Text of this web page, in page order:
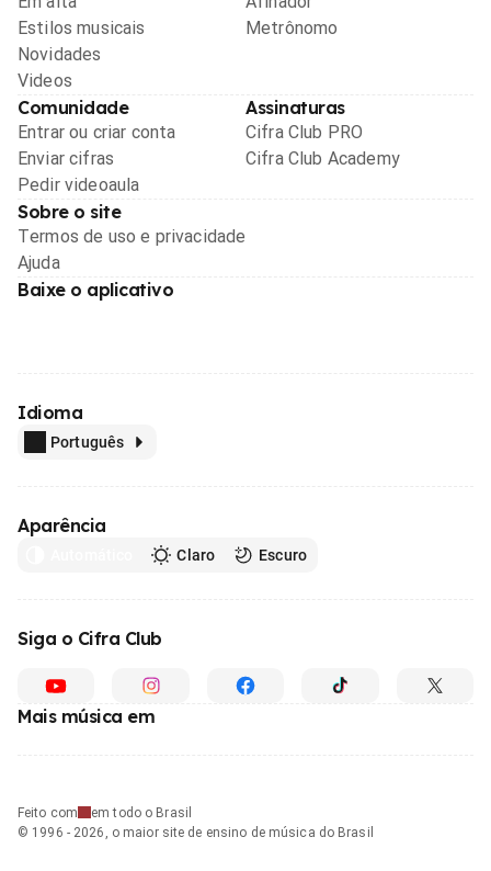
Estilos musicais
Novidades
Videos
Metrônomo
Comunidade
Entrar ou criar conta
Enviar cifras
Pedir videoaula
Assinaturas
Cifra Club PRO
Cifra Club Academy
Sobre o site
Termos de uso e privacidade
Ajuda
Baixe o aplicativo
Idioma
Português
Aparência
Claro Escuro
Siga o Cifra Club
Mais música em
Feito com
em todo o Brasil
© 1996 - 2026, o maior site de ensino de música do Brasil